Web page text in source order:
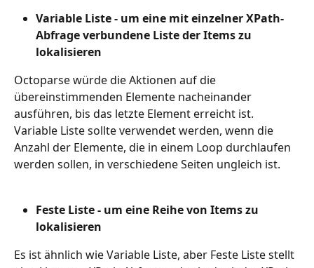
Variable Liste - um eine mit einzelner XPath-
Abfrage verbundene Liste der Items zu
lokalisieren
Octoparse würde die Aktionen auf die
übereinstimmenden Elemente nacheinander
ausführen, bis das letzte Element erreicht ist.
Variable Liste sollte verwendet werden, wenn die
Anzahl der Elemente, die in einem Loop durchlaufen
werden sollen, in verschiedene Seiten ungleich ist.
Feste Liste - um eine Reihe von Items zu
lokalisieren
Es ist ähnlich wie Variable Liste, aber Feste Liste stellt